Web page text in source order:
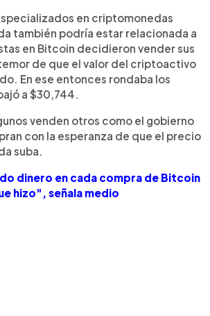
en criptomonedas
también podría estar relacionada a
en Bitcoin decidieron vender sus
de que el valor del criptoactivo
En ese entonces rondaba los
a $30,744.
venden otros como el gobierno
con la esperanza de que el precio
suba.
dinero en cada compra de Bitcoin
hizo", señala medio